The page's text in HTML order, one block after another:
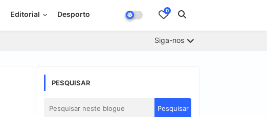
Editorial Desporto 0
Siga-nos
PESQUISAR